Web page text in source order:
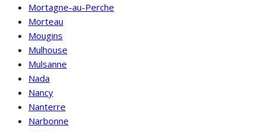
Mortagne-au-Perche
Morteau
Mougins
Mulhouse
Mulsanne
Nada
Nancy
Nanterre
Narbonne